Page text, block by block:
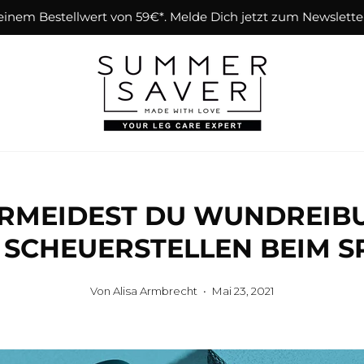
Bestellwert von 59€*. Melde Dich jetzt zum
DU
BEIM
Von Alisa Armbrecht Mai 23, 2021